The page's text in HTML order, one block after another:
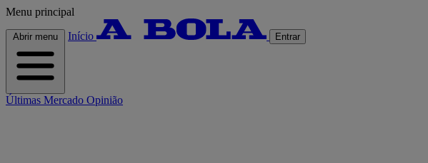
Menu principal
Abrir menu Início Entrar
Últimas Mercado Opinião